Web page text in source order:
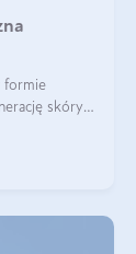
formie
skóry i